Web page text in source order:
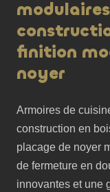
finition
noyer
Armoires de
construction en
placage de noyer
de fermeture en
innovantes et une